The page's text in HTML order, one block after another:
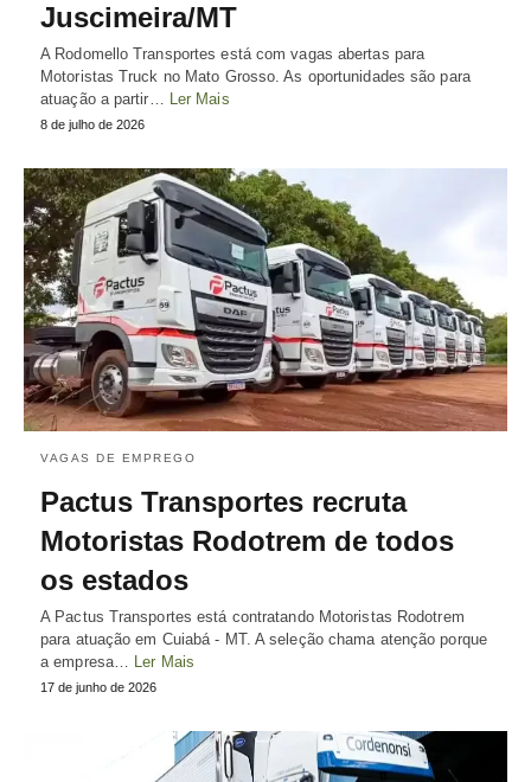
Juscimeira/MT
A Rodomello Transportes está com vagas abertas para
Motoristas Truck no Mato Grosso. As oportunidades são para
atuação a partir… Ler Mais
8 de julho de 2026
VAGAS DE EMPREGO
Pactus Transportes recruta
Motoristas Rodotrem de todos
os estados
A Pactus Transportes está contratando Motoristas Rodotrem
para atuação em Cuiabá - MT. A seleção chama atenção porque
a empresa…
Ler Mais
17 de junho de 2026